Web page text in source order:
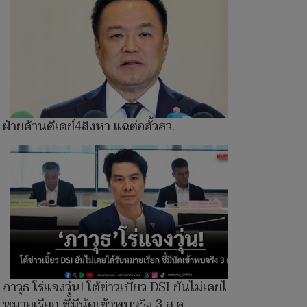
ฝ่ายค้านดีเดย์4สิงหา แฉต่อฮั้วสว.
ภาวุธ โร่แจงวุ่น! โต้ข่าวเบี้ยว DSI ยันไม่เคยได้รับ